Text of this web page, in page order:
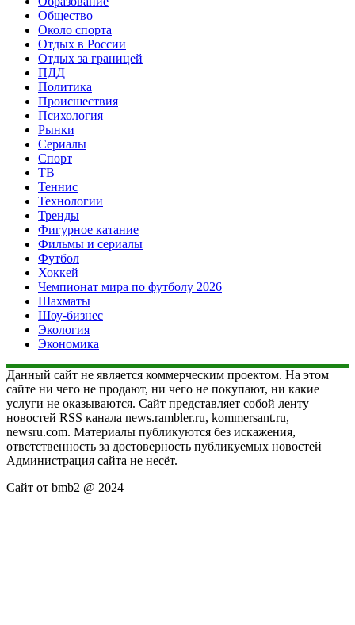
Общество
Около спорта
Отдых в России
Отдых за границей
ПДД
Политика
Происшествия
Психология
Рынки
Сериалы
Спорт
ТВ
Теннис
Технологии
Тренды
Фигурное катание
Фильмы и сериалы
Футбол
Хоккей
Чемпионат мира по футболу 2026
Шахматы
Шоу-бизнес
Экология
Экономика
Данный сайт не является коммерческим проектом. На этом
сайте ни чего не продают, ни чего не покупают, ни какие
услуги не оказываются. Сайт представляет собой ленту
новостей RSS канала news.rambler.ru, kommersant.ru,
newsru.com. Материалы публикуются без искажения,
ответственность за достоверность публикуемых новостей
Администрация сайта не несёт.
Сайт от bmb2 @ 2024